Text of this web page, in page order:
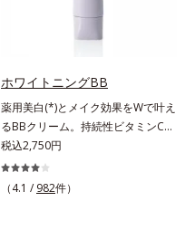
粧下地のご使用をおすすめします。
とすときには洗浄料やボディ用洗浄
料を使って、ていねいに洗い流して
ください。*1 SPF50+・PA++++ オ
ルビス サンスクリーン®内ウォータ
ミセス/ハトムギ種子発酵液配合＝
保湿成分*3 保湿成分*4 乾燥など*5
チでゆらぎ(*1)を食い止め、夕方に
かけてダウンしていくハリの低下を
ます。UVカット効果と肌をトーン
アップさせる効果(*4)があり、朝の
メイク前のスキンケアにぴったり。
オイルカットでベタつかないので、
すぐにメイクが始められます。*1
乾燥など *2 角層内 *3 ちり・ほこ
り等 *4 メイクアップ効果による
ホワイトニングBB
薬用美白(*)とメイク効果をWで叶え
るBBクリーム。持続性ビタミンC誘
導体で美白しながらくすみのない軽
やか美肌を長時間キープ。メイクし
ながら日中美白(*)効果も発揮する、
税込2,750円
（4.1 / 982件）